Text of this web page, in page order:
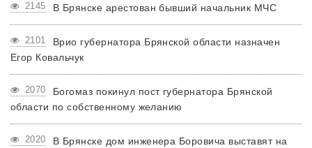
2145 В Брянске арестован бывший начальник МЧС
2101
Врио губернатора Брянской области назначен
Егор Ковальчук
2070
Богомаз покинул пост губернатора Брянской
области по собственному желанию
2020
В Брянске дом инженера Боровича выставят на